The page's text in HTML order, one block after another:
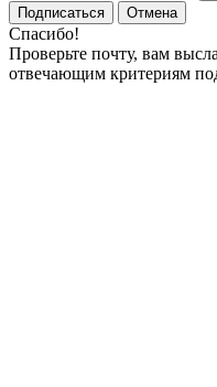
Подписаться
Отмена
Спасибо!
Проверьте почту, вам
отвечающим критериям